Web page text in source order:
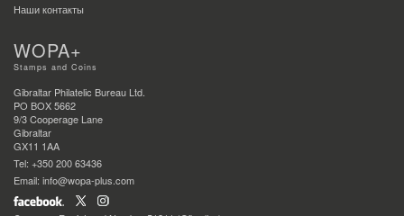
Наши контакты
WOPA+
Stamps and Coins
Gibraltar Philatelic Bureau Ltd.
PO BOX 5662
9/3 Cooperage Lane
Gibraltar
GX11 1AA
Tel: +350 200 63436
Email: info@wopa-plus.com